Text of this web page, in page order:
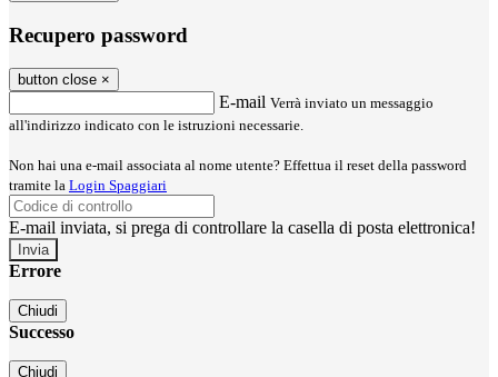
Recupero password
button close ×
E-mail Verrà inviato un messaggio
all'indirizzo indicato con le istruzioni necessarie.
Non hai una e-mail associata al nome utente? Effettua il reset della password
tramite la Login Spaggiari
E-mail inviata, si prega di controllare la casella di posta elettronica!
Errore
Chiudi
Successo
Chiudi